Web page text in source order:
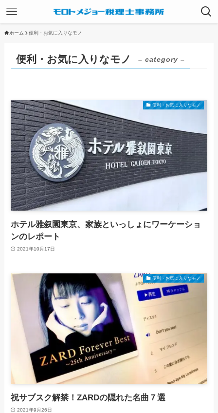
ホーム 便利・お気に入りなモノ
便利・お気に入りなモノ – category –
便利・お気に入りなモノ
ホテル雅叙園東京、家族といっしょにワーケーショ
ンのレポート
2021年10月17日
便利・お気に入りなモノ
祝サブスク解禁！ZARDの隠れた名曲７選
2021年9月26日